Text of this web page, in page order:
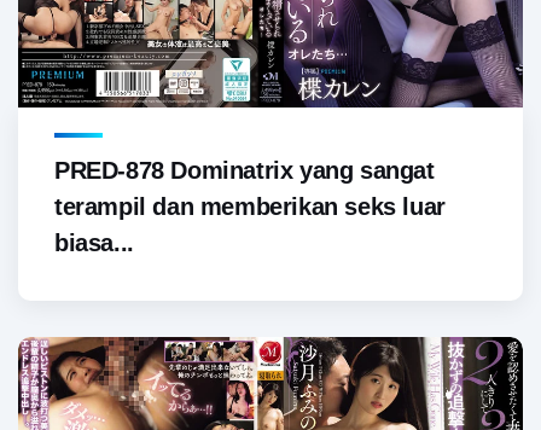
PRED-878 Dominatrix yang sangat
terampil dan memberikan seks luar
biasa...